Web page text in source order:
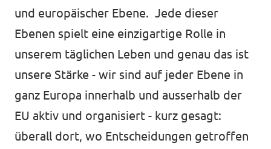
und europäischer Ebene. Jede dieser
Ebenen spielt eine einzigartige Rolle in
unserem täglichen Leben und genau das ist
unsere Stärke - wir sind auf jeder Ebene in
ganz Europa innerhalb und ausserhalb der
EU aktiv und organisiert - kurz gesagt:
überall dort, wo Entscheidungen getroffen